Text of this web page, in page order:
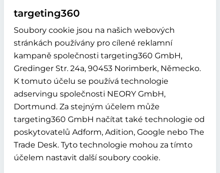
targeting360
Soubory cookie jsou na našich webových
stránkách používány pro cílené reklamní
kampaně společnosti targeting360 GmbH,
Gredinger Str. 24a, 90453 Norimberk, Německo.
K tomuto účelu se používá technologie
adservingu společnosti NEORY GmbH,
Dortmund. Za stejným účelem může
targeting360 GmbH načítat také technologie od
poskytovatelů Adform, Adition, Google nebo The
Trade Desk. Tyto technologie mohou za tímto
účelem nastavit další soubory cookie.